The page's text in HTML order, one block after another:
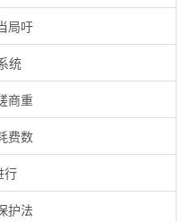
局吁
统
商重
费数
行
护法